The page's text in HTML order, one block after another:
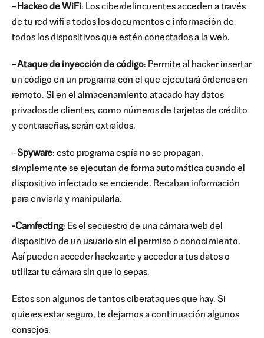
– Hackeo de WiFi: Los ciberdelincuentes acceden a través
de tu red wifi a todos los documentos e información de
todos los dispositivos que estén conectados a la web.
–Ataque de inyección de código: Permite al hacker insertar
un código en un programa con el que ejecutará órdenes en
remoto. Si en el almacenamiento atacado hay datos
privados de clientes, como números de tarjetas de crédito
y contraseñas, serán extraídos.
–Spyware: este programa espía no se propagan,
simplemente se ejecutan de forma automática cuando el
dispositivo infectado se enciende. Recaban información
para enviarla y manipularla.
-Camfecting: Es el secuestro de una cámara web del
dispositivo de un usuario sin el permiso o conocimiento.
Así pueden acceder hackearte y acceder a tus datos o
utilizar tu cámara sin que lo sepas.
Estos son algunos de tantos ciberataques que hay. Si
quieres estar seguro, te dejamos a continuación algunos
consejos.